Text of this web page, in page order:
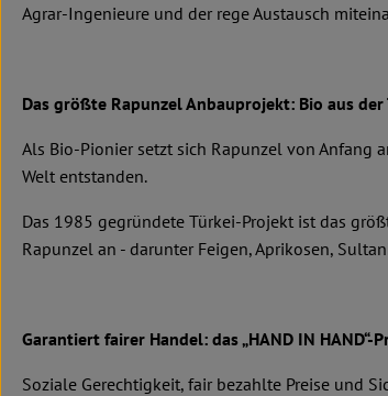
Agrar-Ingenieure und der rege Austausch
Das größte Rapunzel Anbauprojekt: Bio aus der
Als Bio-Pionier setzt sich Rapunzel von Anfang
Welt entstanden.
Das 1985 gegründete Türkei-Projekt ist das
Rapunzel an - darunter Feigen, Aprikosen,
Garantiert fairer Handel: das „HAND IN HAND“-
Soziale Gerechtigkeit, fair bezahlte Preise und